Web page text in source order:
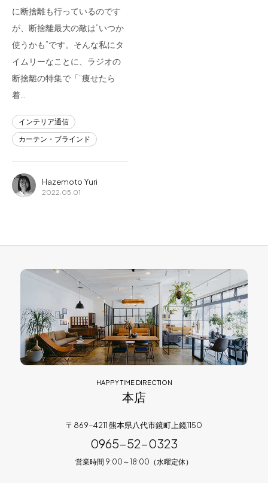
熊本店
Arv
に断捨離も行っているのです
が、断捨離最大の敵は”いつか
使うかも”です。そんな私にタ
イムリーなことに、ラジオの
断捨離の特集で「”痩せたら
着…
インテリア通信
カーテン・ブラインド
Hazemoto Yuri
2022.05.01
HAPPY TIME DIRECTION
本店
〒869-4211 熊本県八代市鏡町上鏡1150
0965-52-0323
営業時間 9:00～18:00（水曜定休）